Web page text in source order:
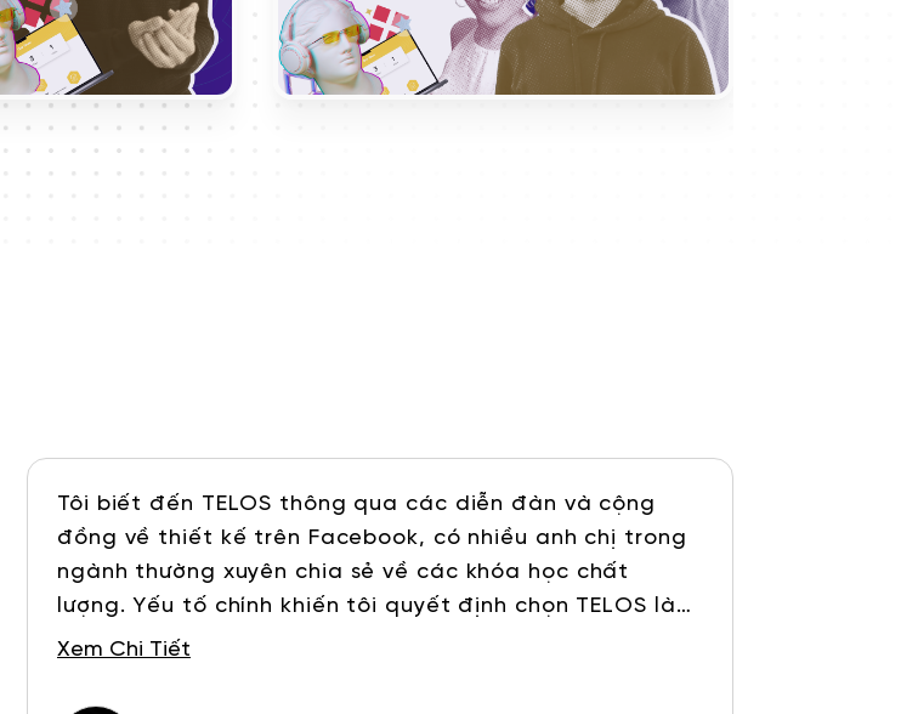
Tôi biết đến TELOS thông qua các diễn đàn và cộng
đồng về thiết kế trên Facebook, có nhiều anh chị trong
ngành thường xuyên chia sẻ về các khóa học chất
lượng. Yếu tố chính khiến tôi quyết định chọn TELOS là
danh tiếng về đội ngũ giảng viên giàu kinh nghiệm thực
Tôi cảm thấy tin tưởng vào lộ trình học bài bản và cam
Xem Chi Tiết